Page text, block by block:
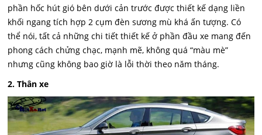
phần hốc hút gió bên dưới cản trước được thiết kế dạng liền
khối ngang tích hợp 2 cụm đèn sương mù khá ấn tượng. Có
thể nói, tất cả những chi tiết thiết kế ở phần đầu xe mang đến
phong cách chửng chạc, mạnh mẽ, không quá “màu mè”
nhưng cũng không bao giờ là lỗi thời theo năm tháng.
2. Thân xe